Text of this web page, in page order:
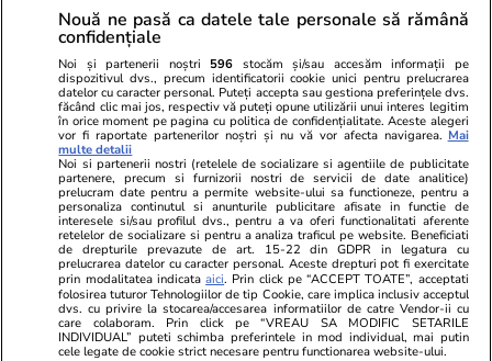
Adormirea Maicii Domnului – o
reflecție asupra unei mari
sărbători
05 aug.
Auziți balastierele găinarilor
cum încarcă la cutiile de
pantofi?
Nouă ne pasă ca datele tale personale să rămână
confidențiale
Noi și partenerii noștri 596 stocăm și/sau accesăm informații pe
dispozitivul dvs., precum identificatorii cookie unici pentru prelucrarea
datelor cu caracter personal. Puteți accepta sau gestiona preferințele dvs.
făcând clic mai jos, respectiv vă puteți opune utilizării unui interes legitim
în orice moment pe pagina cu politica de confidențialitate. Aceste alegeri
vor fi raportate partenerilor noștri și nu vă vor afecta navigarea. Mai
multe detalii
Noi si partenerii nostri (retelele de socializare si agentiile de publicitate
partenere, precum si furnizorii nostri de servicii de date analitice)
prelucram date pentru a permite website-ului sa functioneze, pentru a
personaliza continutul si anunturile publicitare afisate in functie de
interesele si/sau profilul dvs., pentru a va oferi functionalitati aferente
retelelor de socializare si pentru a analiza traficul pe website. Beneficiati
de drepturile prevazute de art. 15-22 din GDPR in legatura cu
prelucrarea datelor cu caracter personal. Aceste drepturi pot fi exercitate
prin modalitatea indicataaici. Prin click pe “ACCEPT TOATE”, acceptati
folosirea tuturor Tehnologiilor de tip Cookie, care implica inclusiv acceptul
dvs. cu privire la stocarea/accesarea informatiilor de catre Vendor-ii cu
care colaboram. Prin click pe “VREAU SA MODIFIC SETARILE
INDIVIDUAL” puteti schimba preferintele in mod individual, mai putin
cele legate de cookie strict necesare pentru functionarea website-ului.